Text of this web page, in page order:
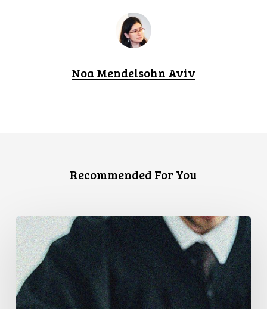
Noa Mendelsohn Aviv
Recommended For You
La
Cour
de
cassation
confirme
l’obligation